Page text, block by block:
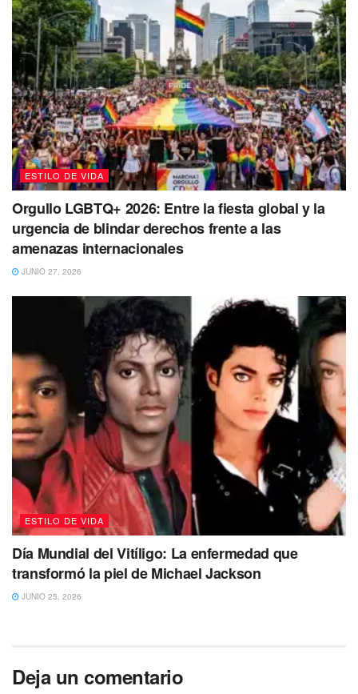
prefieres apegarte a la tradición. Puedes sentir un
repentino interés en tu historia familiar y las historias que
se transmiten en ella.
ESTILO DE VIDA
Orgullo LGBTQ+ 2026: Entre la fiesta global y la
urgencia de blindar derechos frente a las
amenazas internacionales
JUNIO 27, 2026
ESTILO DE VIDA
Día Mundial del Vitíligo: La enfermedad que
transformó la piel de Michael Jackson
JUNIO 25, 2026
Deja un comentario